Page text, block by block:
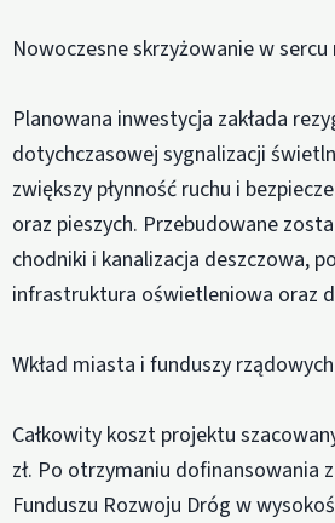
Nowoczesne skrzyżowanie w
Planowana inwestycja zakłada
dotychczasowej sygnalizacji
zwiększy płynność ruchu i
oraz pieszych. Przebudowane
chodniki i kanalizacja deszczowa,
infrastruktura oświetleniowa oraz
Wkład miasta i funduszy rządowych
Całkowity koszt projektu
zł. Po otrzymaniu dofinansowania
Funduszu Rozwoju Dróg w